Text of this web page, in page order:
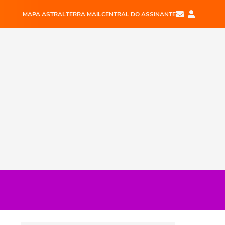
MAPA ASTRALTERRA MAILCENTRAL DO ASSINANTE